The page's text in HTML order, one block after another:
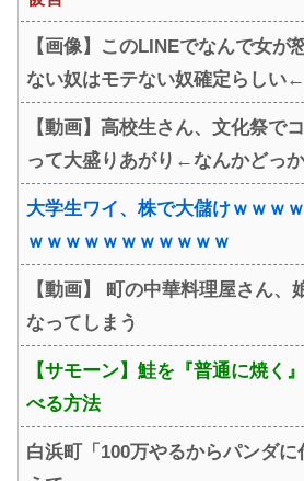
【画像】このLINEでなんで女が
ない奴はモテない奴確定らしい
【動画】高校生さん、文化祭で
って大盛りあがり←なんかどっ
大学生ワイ、株で大儲けｗｗｗ
ｗｗｗｗｗｗｗｗｗｗｗ
【動画】 町の中華料理屋さん、
なってしまう
【サモーン】鮭を『普通に焼く
べる方法
白浜町「100万やるからパンダ